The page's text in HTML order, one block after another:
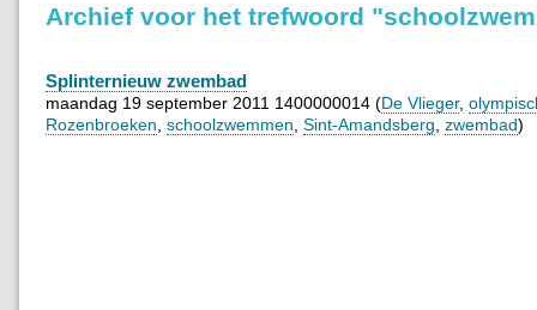
Archief voor het trefwoord
Splinternieuw zwembad
maandag 19 september 2011 1400000014 (De Vlieger,
Rozenbroeken schoolzwemmen Sint-Amandsberg zwembad)